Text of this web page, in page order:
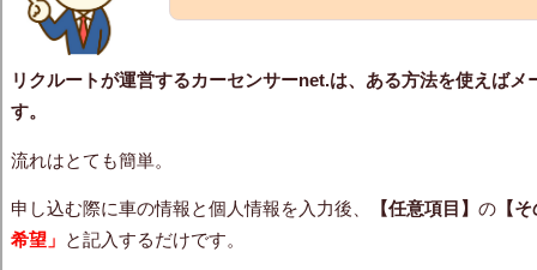
リクルートが運営するカーセンサーnet.は、ある方法を使えば
す。
流れはとても簡単。
申し込む際に車の情報と個人情報を入力後、 【任意項目】 の【そ
希望」
と記入するだけです。